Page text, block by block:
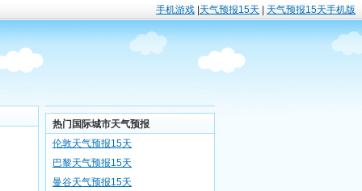
手机游戏 天气预报15天 天气预报15天手机版
热门国际城市天气预报
伦敦天气预报15天
巴黎天气预报15天
曼谷天气预报15天